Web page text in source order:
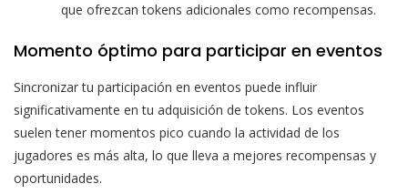
que ofrezcan tokens adicionales como recompensas.
Momento óptimo para participar en eventos
Sincronizar tu participación en eventos puede influir
significativamente en tu adquisición de tokens. Los eventos
suelen tener momentos pico cuando la actividad de los
jugadores es más alta, lo que lleva a mejores recompensas y
oportunidades.